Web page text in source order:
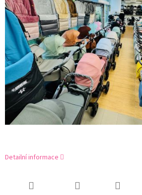
Detailní informace